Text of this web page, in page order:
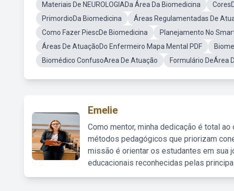
Materiais De NEUROLOGIADa Área Da Biomedicina
PrimordioDa Biomedicina
Áreas Regulamentadas De
Como Fazer PiescDe Biomedicina
Planejamento No
Áreas De AtuaçãoDo Enfermeiro Mapa Mental PDF
Biomédico ConfusoArea De Atuação
Formulário DeÁrea
Emelie
Como mentor, minha dedicação é total
métodos pedagógicos que priorizam
missão é orientar os estudantes em sua
educacionais reconhecidas pelas